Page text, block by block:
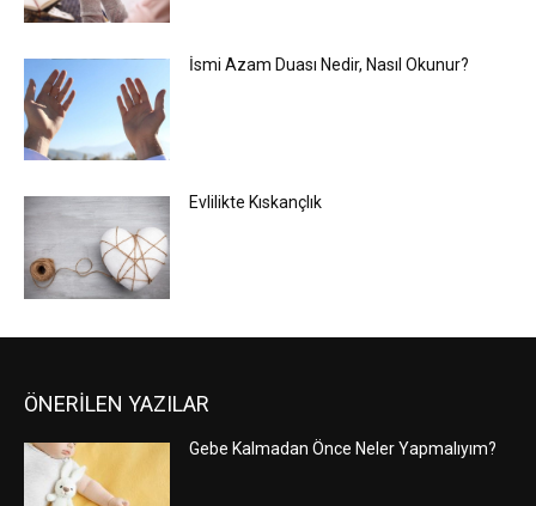
İsmi Azam Duası Nedir, Nasıl Okunur?
Evlilikte Kıskançlık
ÖNERİLEN YAZILAR
Gebe Kalmadan Önce Neler Yapmalıyım?